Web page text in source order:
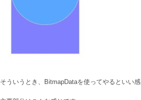
そういうとき、BitmapDataを使ってやるといい